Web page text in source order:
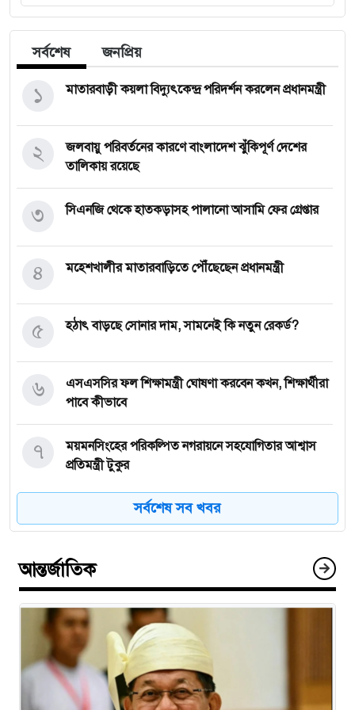
সর্বশেষ জনপ্রিয়
মাতারবাড়ী কয়লা বিদ্যুৎকেন্দ্র পরিদর্শন করলেন প্রধানমন্ত্রী
১
জলবায়ু পরিবর্তনের কারণে বাংলাদেশ ঝুঁকিপূর্ণ দেশের
তালিকায় রয়েছে
২
সিএনজি থেকে হাতকড়াসহ পালানো আসামি ফের গ্রেপ্তার
৩
মহেশখালীর মাতারবাড়িতে পৌঁছেছেন প্রধানমন্ত্রী
৪
হঠাৎ বাড়ছে সোনার দাম, সামনেই কি নতুন রেকর্ড?
৫
এসএসসির ফল শিক্ষামন্ত্রী ঘোষণা করবেন কখন, শিক্ষার্থীরা
পাবে কীভাবে
৬
ময়মনসিংহের পরিকল্পিত নগরায়নে সহযোগিতার আশ্বাস
প্রতিমন্ত্রী টুকুর
৭
রাষ্ট্রপতি নির্বাচন: দুটি মনোনয়নপত্র নিয়েছে বিএনপি
ভরসার নাম কল্যাণভোগ আম
৯
স্বাস্থ্যমন্ত্রী আকস্মিক পরিদর্শনে হাইমচর উপজেলা স্বাস্থ্য
কমপ্লেক্সে, সিভিল সার্জনকে প্রত্যাহার
১০
চুয়াডাঙ্গা সীমান্তে তিনজনকে ঠেলে পাঠানোর চেষ্টা
বিএসএফের, ঠেকাল বিজিবি
১১
সর্বশেষ সব খবর
আন্তর্জাতিক